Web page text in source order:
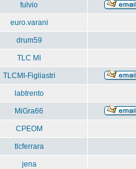
fulvio
euro.varani
drum59
TLC MI
TLCMI-Figliastri
labtrento
MiGra66
CPEOM
tlcferrara
jena